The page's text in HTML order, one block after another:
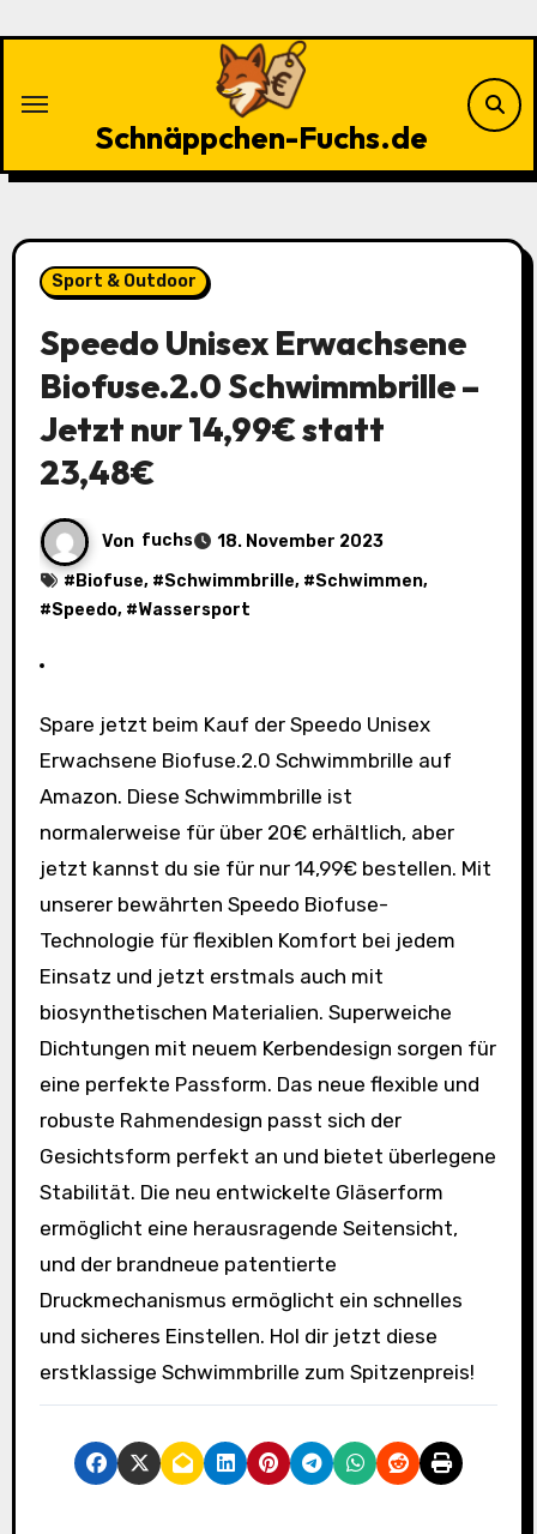
Schnäppchen-Fuchs.de
Sport & Outdoor
Speedo Unisex Erwachsene
Biofuse.2.0 Schwimmbrille –
Jetzt nur 14,99€ statt
23,48€
Von fuchs
18. November 2023
# Biofuse, #Schwimmbrille, #Schwimmen,
#Speedo, #Wassersport
Spare jetzt beim Kauf der Speedo Unisex
Erwachsene Biofuse.2.0 Schwimmbrille auf
Amazon. Diese Schwimmbrille ist
normalerweise für über 20€ erhältlich, aber
jetzt kannst du sie für nur 14,99€ bestellen. Mit
unserer bewährten Speedo Biofuse-
Technologie für flexiblen Komfort bei jedem
Einsatz und jetzt erstmals auch mit
biosynthetischen Materialien. Superweiche
Dichtungen mit neuem Kerbendesign sorgen für
eine perfekte Passform. Das neue flexible und
robuste Rahmendesign passt sich der
Gesichtsform perfekt an und bietet überlegene
Stabilität. Die neu entwickelte Gläserform
ermöglicht eine herausragende Seitensicht,
und der brandneue patentierte
Druckmechanismus ermöglicht ein schnelles
und sicheres Einstellen. Hol dir jetzt diese
erstklassige Schwimmbrille zum Spitzenpreis!